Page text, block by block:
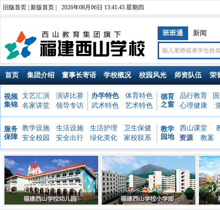
旧版首页 新版首页 2026年08月06日 13:41:44 星期四
班班通 新闻
首页 集团介绍 董事长寄语 学校概况 校园风光 师资队伍 荣
视频
集锦
文艺汇演
演讲比赛
名家讲堂
领导专访
办学特色
体育特色
武术特色
艺术特色
德育
之窗
品行教育
心理健康
服务
保障
教学设施 生活设施 生活护理
卫生保健
安全校园
安全出行 绿化美化 家校联系
教学
园地
西山课堂
资源
教案